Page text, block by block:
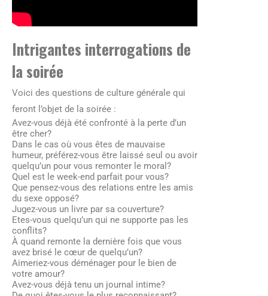
Intrigantes interrogations de
la soirée
Voici des questions de culture générale qui
feront l’objet de la soirée :
Avez-vous déjà été confronté à la perte d’un
être cher?
Dans le cas où vous êtes de mauvaise
humeur, préférez-vous être laissé seul ou avoir
quelqu’un pour vous remonter le moral?
Quel est le week-end parfait pour vous?
Que pensez-vous des relations entre les amis
du sexe opposé?
Jugez-vous un livre par sa couverture?
Etes-vous quelqu’un qui ne supporte pas les
conflits?
À quand remonte la dernière fois que vous
avez brisé le cœur de quelqu’un?
Aimeriez-vous déménager pour le bien de
votre amour?
Avez-vous déjà tenu un journal intime?